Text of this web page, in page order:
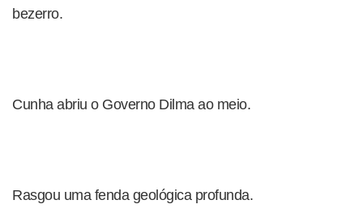
bezerro.
Cunha abriu o Governo Dilma ao meio.
Rasgou uma fenda geológica profunda.